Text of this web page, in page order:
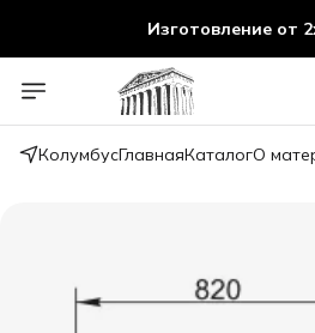
Изготовление от
КолумбусГлавнаяКаталогО